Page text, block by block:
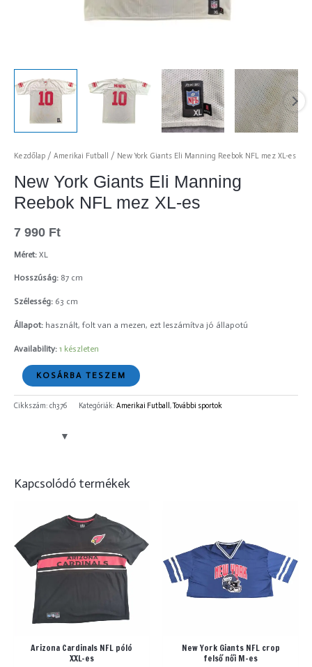
Kezdőlap / Amerikai Futball / New York Giants Eli Manning Reebok NFL mez XL-es
New York Giants Eli Manning
Reebok NFL mez XL-es
7 990 Ft
Méret: XL
Hosszúság: 87 cm
Szélesség: 63 cm
Állapot: használt, folt van a mezen, ezt leszámítva jó állapotú
Availability: 1 készleten
KOSÁRBA TESZEM
Cikkszám: ch376 Kategóriák: Amerikai Futball,További sportok
Kapcsolódó termékek
Arizona Cardinals NFL póló
XXL-es
New York Giants NFL crop
felső női M-es